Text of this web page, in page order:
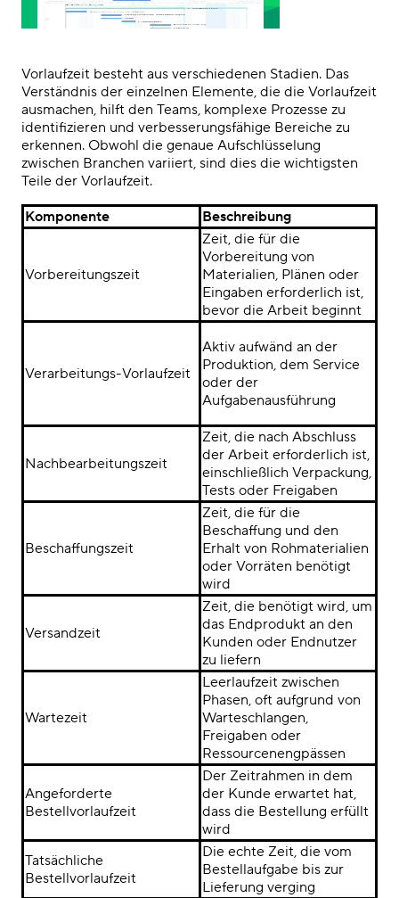
Vorlaufzeit besteht aus verschiedenen Stadien. Das
Verständnis der einzelnen Elemente, die die Vorlaufzeit
ausmachen, hilft den Teams, komplexe Prozesse zu
identifizieren und verbesserungsfähige Bereiche zu
erkennen. Obwohl die genaue Aufschlüsselung
zwischen Branchen variiert, sind dies die wichtigsten
Teile der Vorlaufzeit.
Komponente
Beschreibung
Vorbereitungszeit
Zeit, die für die
Vorbereitung von
Materialien, Plänen oder
Eingaben erforderlich ist,
bevor die Arbeit beginnt
Verarbeitungs-Vorlaufzeit
Aktiv aufwänd an der
Produktion, dem Service
oder der
Aufgabenausführung
Nachbearbeitungszeit
Zeit, die nach Abschluss
der Arbeit erforderlich ist,
einschließlich Verpackung,
Tests oder Freigaben
Beschaffungszeit
Zeit, die für die
Beschaffung und den
Erhalt von Rohmaterialien
oder Vorräten benötigt
wird
Versandzeit
Zeit, die benötigt wird, um
das Endprodukt an den
Kunden oder Endnutzer
zu liefern
Wartezeit
Leerlaufzeit zwischen
Phasen, oft aufgrund von
Warteschlangen,
Freigaben oder
Ressourcenengpässen
Angeforderte
Bestellvorlaufzeit
Der Zeitrahmen in dem
der Kunde erwartet hat,
dass die Bestellung erfüllt
wird
Tatsächliche
Bestellvorlaufzeit
Die echte Zeit, die vom
Bestellaufgabe bis zur
Lieferung verging